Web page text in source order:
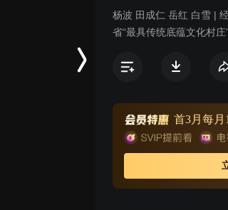
杨波 田成仁 岳红 白雪 |
省“最具传统底蕴文化村庄
身解数，展示十八般武艺
趣，更领略到了中国传统
第二年如愿以偿获得胜利
今后的文化发展继续努力
首3月每月